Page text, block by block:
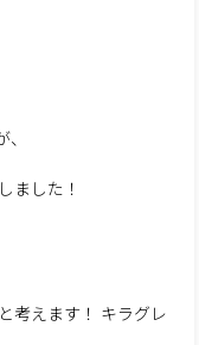
ました！
考えます！ キラグレ